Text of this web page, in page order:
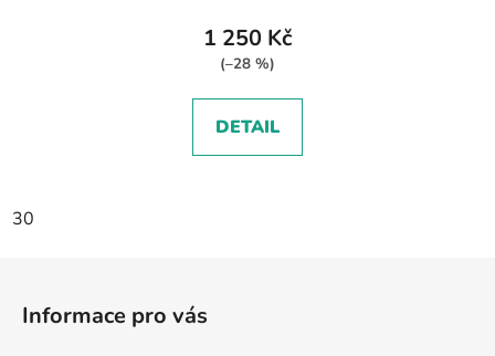
1 250 Kč
(–28 %)
DETAIL
30
Informace pro vás